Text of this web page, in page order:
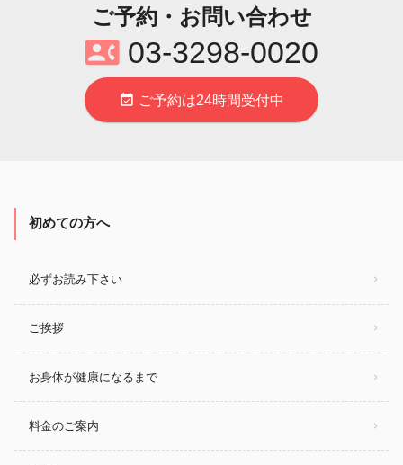
ご予約・お問い合わせ
contact_phone03‐3298‐0020
event_available ご予約は24時間受付中
初めての方へ
必ずお読み下さい
ご挨拶
お身体が健康になるまで
料金のご案内